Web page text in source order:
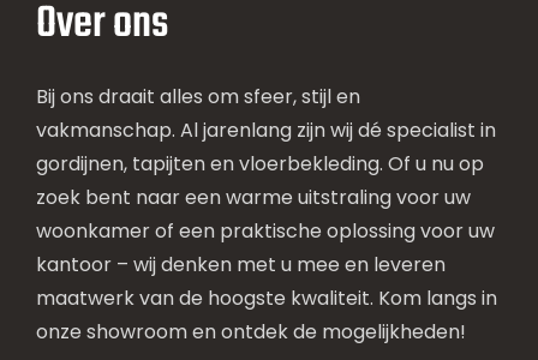
Over ons
Bij ons draait alles om sfeer, stijl en
vakmanschap. Al jarenlang zijn wij dé specialist in
gordijnen, tapijten en vloerbekleding. Of u nu op
zoek bent naar een warme uitstraling voor uw
woonkamer of een praktische oplossing voor uw
kantoor – wij denken met u mee en leveren
maatwerk van de hoogste kwaliteit. Kom langs in
onze showroom en ontdek de mogelijkheden!